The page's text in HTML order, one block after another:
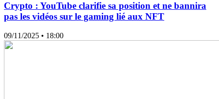
Crypto : YouTube clarifie sa position et ne bannira
pas les vidéos sur le gaming lié aux NFT
09/11/2025 • 18:00